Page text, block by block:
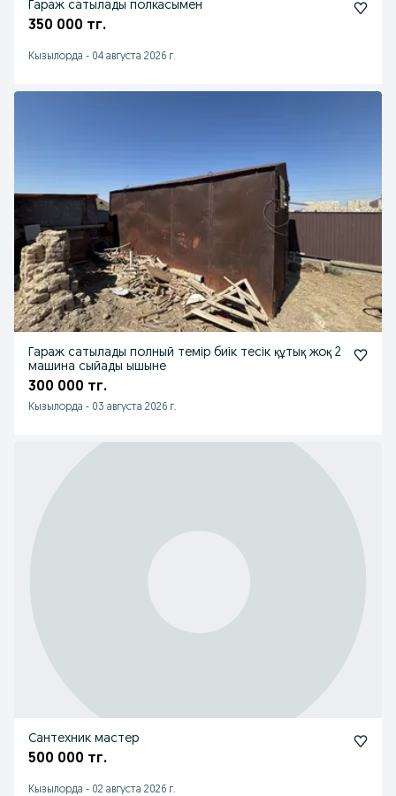
Гараж сатылады полкасымен
350 000 тг.
Кызылорда - 04 августа 2026 г.
Гараж сатылады полный темір биік тесік құтық жоқ 2
машина сыйады ышыне
300 000 тг.
Кызылорда - 03 августа 2026 г.
Сантехник мастер
500 000 тг.
Кызылорда - 02 августа 2026 г.